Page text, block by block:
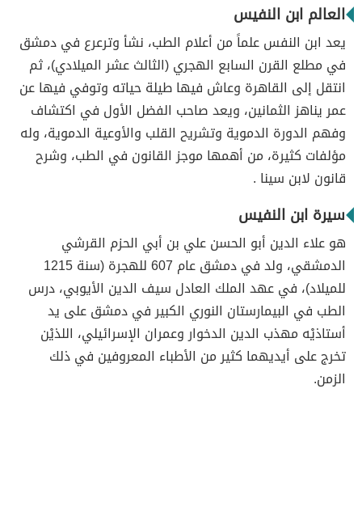
العالم ابن النفيس
يعد ابن النفس علماً من أعلام الطب، نشأ وترعرع في دمشق
في مطلع القرن السابع الهجري (الثالث عشر الميلادي)، ثم
انتقل إلى القاهرة وعاش فيها طيلة حياته وتوفي فيها عن
عمر يناهز الثمانين، ويعد صاحب الفضل الأول في اكتشاف
وفهم الدورة الدموية وتشريح القلب والأوعية الدموية، وله
مؤلفات كثيرة، من أهمها موجز القانون في الطب، وشرح
قانون لابن سينا .
سيرة ابن النفيس
هو علاء الدين أبو الحسن علي بن أبي الحزم القرشي
الدمشقي، ولد في دمشق عام 607 للهجرة (سنة 1215
للميلاد)، في عهد الملك العادل سيف الدين الأيوبي، درس
الطب في البيمارستان النوري الكبير في دمشق على يد
أستاذيْه مهذب الدين الدخوار وعمران الإسرائيلي، اللذيْن
تخرج على أيديهما كثير من الأطباء المعروفين في ذلك
الزمن.